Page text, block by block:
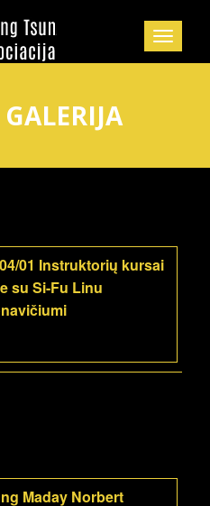
01 Instruktorių kursai
su Si-Fu Linu
Maday Norbert